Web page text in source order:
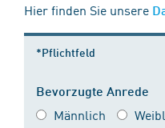
Hier finden Sie unsere
*Pflichtfeld
Bevorzugte Anrede
Männlich